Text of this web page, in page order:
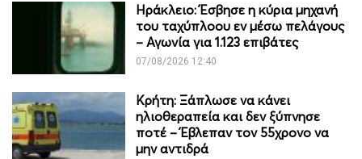
Ηράκλειο: Έσβησε η κύρια μηχανή
του ταχύπλοου εν μέσω πελάγους
– Αγωνία για 1.123 επιβάτες
07/08/2026 12:40
Κρήτη: Ξάπλωσε να κάνει
ηλιοθεραπεία και δεν ξύπνησε
ποτέ – Έβλεπαν τον 55χρονο να
μην αντιδρά